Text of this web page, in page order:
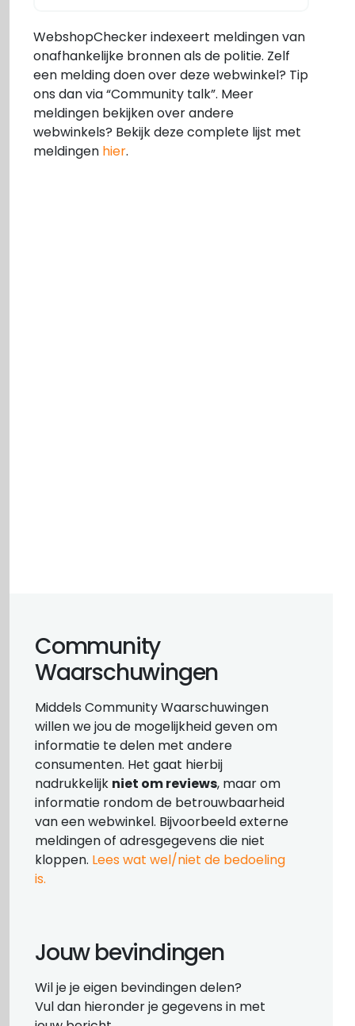
WebshopChecker indexeert meldingen van
onafhankelijke bronnen als de politie. Zelf
een melding doen over deze webwinkel? Tip
ons dan via “Community talk”. Meer
meldingen bekijken over andere
webwinkels? Bekijk deze complete lijst met
meldingen hier.
Community
Waarschuwingen
Middels Community Waarschuwingen
willen we jou de mogelijkheid geven om
informatie te delen met andere
consumenten. Het gaat hierbij
nadrukkelijk niet om reviews, maar om
informatie rondom de betrouwbaarheid
van een webwinkel. Bijvoorbeeld externe
meldingen of adresgegevens die niet
kloppen. Lees wat wel/niet de bedoeling
is.
Jouw bevindingen
Wil je je eigen bevindingen delen?
Vul dan hieronder je gegevens in met